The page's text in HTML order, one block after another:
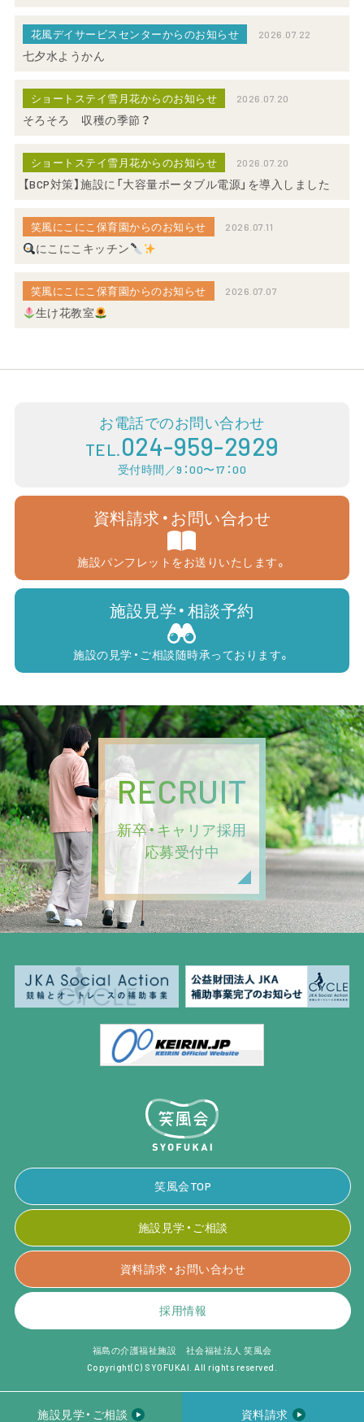
花風デイサービスセンターからのお知らせ 2026.07.22
七夕水ようかん
ショートステイ雪月花からのお知らせ 2026.07.20
そろそろ 収穫の季節？
ショートステイ雪月花からのお知らせ 2026.07.20
【BCP対策】施設に「大容量ポータブル電源」を導入しました
笑風にこにこ保育園からのお知らせ 2026.07.11
にこにこキッチン
笑風にこにこ保育園からのお知らせ 2026.07.07
生け花教室
お電話でのお問い合わせ
TEL.024-959-2929
受付時間／9：00〜17：00
資料請求・お問い合わせ
施設パンフレットをお送りいたします。
施設見学・相談予約
施設の見学・ご相談随時承っております。
RECRUIT
新卒・キャリア採用
応募受付中
笑風会TOP
施設見学・ご相談
資料請求・お問い合わせ
採用情報
福島の介護福祉施設 社会福祉法人 笑風会
Copyright(C) SYOFUKAI. All rights reserved.
施設見学・ご相談 資料請求